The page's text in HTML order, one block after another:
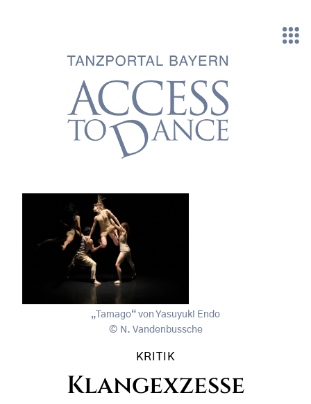
„Tamago“ von Yasuyuki Endo
N. Vandenbussche
KRITIK
Klangexzesse